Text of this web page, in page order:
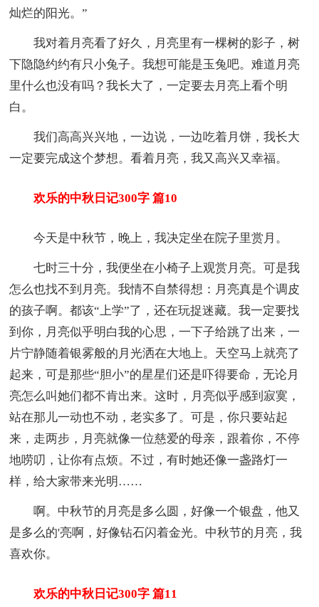
灿烂的阳光。”
我对着月亮看了好久，月亮里有一棵树的影子，树
下隐隐约约有只小兔子。我想可能是玉兔吧。难道月亮
里什么也没有吗？我长大了，一定要去月亮上看个明
白。
我们高高兴兴地，一边说，一边吃着月饼，我长大
一定要完成这个梦想。看着月亮，我又高兴又幸福。
欢乐的中秋日记300字 篇10
今天是中秋节，晚上，我决定坐在院子里赏月。
七时三十分，我便坐在小椅子上观赏月亮。可是我
怎么也找不到月亮。我情不自禁得想：月亮真是个调皮
的孩子啊。都该“上学”了，还在玩捉迷藏。我一定要找
到你，月亮似乎明白我的心思，一下子给跳了出来，一
片宁静随着银雾般的月光洒在大地上。天空马上就亮了
起来，可是那些“胆小”的星星们还是吓得要命，无论月
亮怎么叫她们都不肯出来。这时，月亮似乎感到寂寞，
站在那儿一动也不动，老实多了。可是，你只要站起
来，走两步，月亮就像一位慈爱的母亲，跟着你，不停
地唠叨，让你有点烦。不过，有时她还像一盏路灯一
样，给大家带来光明……
啊。中秋节的月亮是多么圆，好像一个银盘，他又
是多么的'亮啊，好像钻石闪着金光。中秋节的月亮，我
喜欢你。
欢乐的中秋日记300字 篇11